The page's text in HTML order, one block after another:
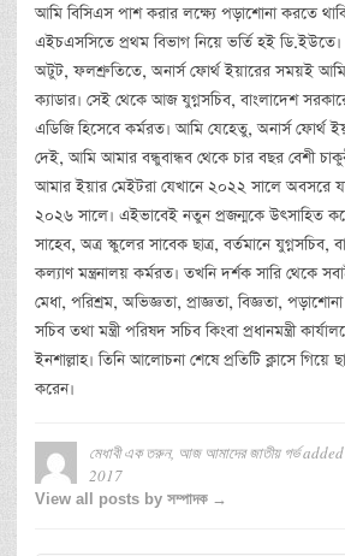
আমি বিসিএস পাশ করার লক্ষ্যে পড়াশোনা করতে
এইচএসসিতে প্রথম বিভাগ নিয়ে ভর্তি হই
অটুট, ফলশ্রুতিতে, অনার্স ফোর্থ ইয়ারের সময়ই
ক্যাডার। সেই থেকে আজ যুগ্নসচিব, বাংলাদেশ
এডিজি হিসেবে কর্মরত। আমি যেহেতু, অনার্স ফোর্থ
দেই, আমি আমার বন্ধুবান্ধব থেকে চার বছর বেশী
আমার ইয়ার মেইটরা যেখানে ২০২২ সালে অবসরে
২০২৬ সালে। এইভাবেই নতুন প্রজন্মকে উৎসাহিত
সাহেব, অত্র স্কুলের সাবেক ছাত্র, বর্তমানে যুগ্নসচিব,
কল্যাণ মন্ত্রনালয় কর্মরত। তখনি দর্শক সারি থেকে
মেধা, পরিশ্রম, অভিজ্ঞতা, প্রাজ্ঞতা, বিজ্ঞতা,
সচিব তথা মন্ত্রী পরিষদ সচিব কিংবা প্রধানমন্ত্রী
ইনশাল্লাহ। তিনি আলোচনা শেষে প্রতিটি ক্লাসে গিয়ে
করেন।
মেধাবী এক তরুন, আজ আমাদের জাতীয় গর্ভ
2017
View all posts by সম্পাদক →